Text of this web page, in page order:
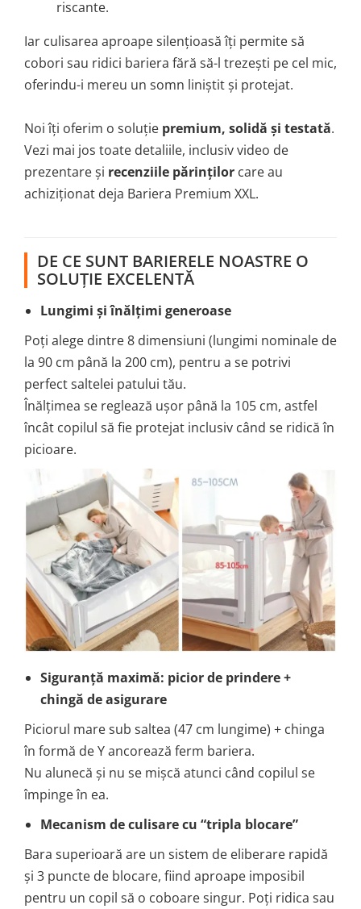
riscante.
Iar culisarea aproape silențioasă îți permite să
cobori sau ridici bariera fără să-l trezești pe cel mic,
oferindu-i mereu un somn liniștit și protejat.
Noi îți oferim o soluție premium, solidă și testată.
Vezi mai jos toate detaliile, inclusiv video de
prezentare și recenziile părinților care au
achiziționat deja Bariera Premium XXL.
DE CE SUNT BARIERELE NOASTRE O
SOLUȚIE EXCELENTĂ
Lungimi și înălțimi generoase
Poți alege dintre 8 dimensiuni (lungimi nominale de
la 90 cm până la 200 cm), pentru a se potrivi
perfect saltelei patului tău.
Înălțimea se reglează ușor până la 105 cm, astfel
încât copilul să fie protejat inclusiv când se ridică în
picioare.
Siguranță maximă: picior de prindere +
chingă de asigurare
Piciorul mare sub saltea (47 cm lungime) + chinga
în formă de Y ancorează ferm bariera.
Nu alunecă și nu se mișcă atunci când copilul se
împinge în ea.
Mecanism de culisare cu “tripla blocare”
Bara superioară are un sistem de eliberare rapidă
și 3 puncte de blocare, fiind aproape imposibil
pentru un copil să o coboare singur. Poți ridica sau